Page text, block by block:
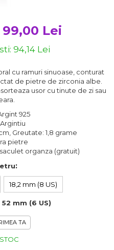
99,00 Lei
94,14 Lei
cu ramuri sinuoase, conturat
de pietre de zirconia albe.
usor cu tinute de zi sau
925
Argintiu
Greutate: 1,8 grame
pietre
organza (gratuit)
:
18,2 mm (8 US)
52 mm (6 US)
TA